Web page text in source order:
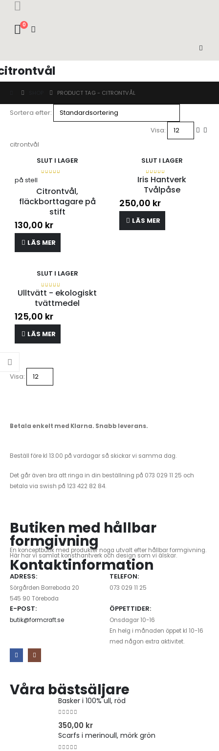
0
PRODUCT TAG - CITRONTVÅL
Sortera efter:
Visa:
citrontvål
SLUT I LAGER
på stell
Citrontvål,
fläckborttagare på
stift
130,00 kr
LÄS MER
SLUT I LAGER
0 out of 5
Iris Hantverk
Tvålpåse
250,00 kr
LÄS MER
SLUT I LAGER
0out of 5
Ulltvätt - ekologiskt
tvättmedel
125,00 kr
LÄS MER
Visa:
Betala enkelt med Klarna. Snabb leverans.
Beställ före kl 13.00 på vardagar så skickar vi samma dag.
Det går även bra att ringa in din beställning på 073 029 11 25 och
betala via swish på 123 422 82 84.
Butiken med hållbar
formgivning
En konceptbutik med produkter noga utvalt efter hållbar formgivning.
Här har vi samlat konsthantverk och design som vi älskar.
Kontaktinformation
ADRESS:
Sörgården Borreboda 20
545 90 Töreboda
TELEFON:
073 029 11 25
E-POST:
butik@formcraft.se
ÖPPETTIDER:
Onsdagar 10-16
En helg i månaden öppet kl 10-16
med någon extra aktivitet.
Våra bästsäljare
Basker i 100% ull, röd
350,00 kr
Scarfs i merinoull, mörk grön